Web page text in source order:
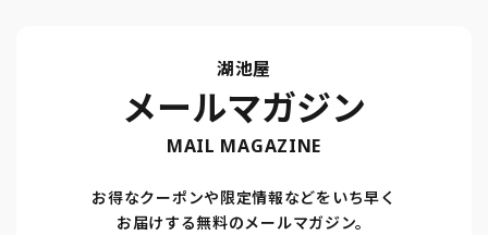
湖池屋
メールマガジン
MAIL MAGAZINE
お得なクーポンや限定情報などをいち早く
お届けする無料のメールマガジン。